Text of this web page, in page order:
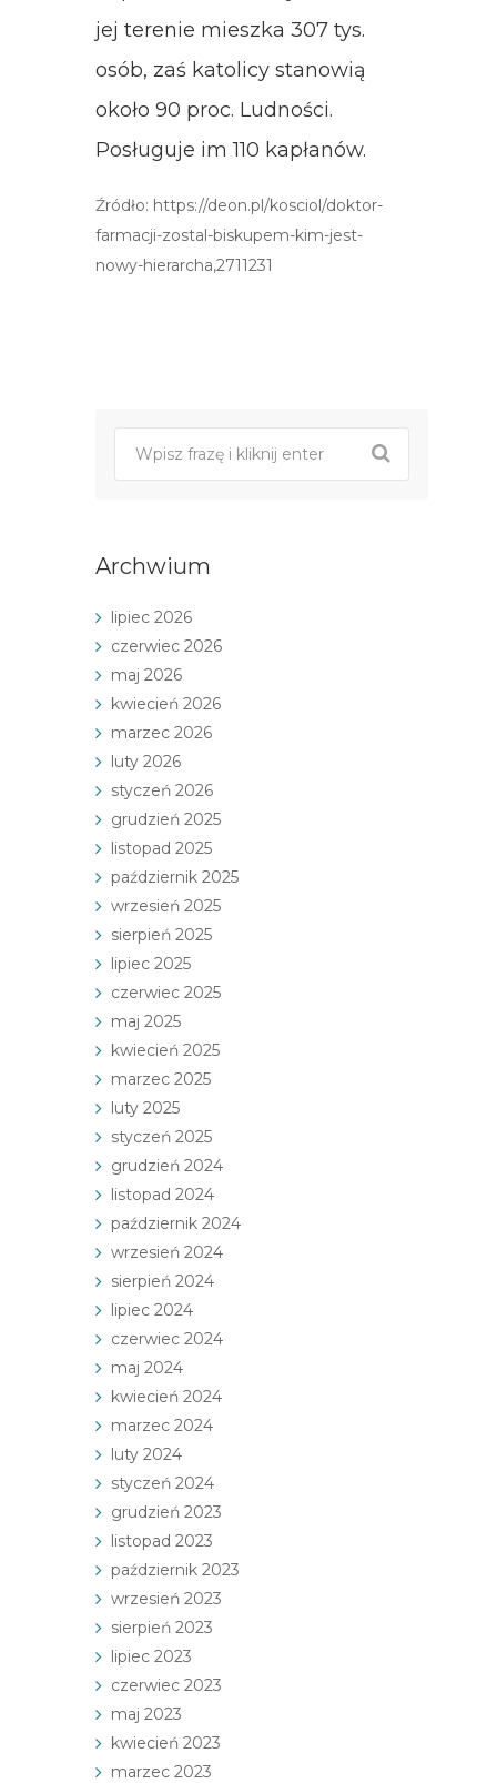
jej terenie mieszka 307 tys.
osób, zaś katolicy stanowią
około 90 proc. Ludności.
Posługuje im 110 kapłanów.
Źródło: https://deon.pl/kosciol/doktor-
farmacji-zostal-biskupem-kim-jest-
nowy-hierarcha,2711231
Archwium
lipiec 2026
czerwiec 2026
maj 2026
kwiecień 2026
marzec 2026
luty 2026
styczeń 2026
grudzień 2025
listopad 2025
październik 2025
wrzesień 2025
sierpień 2025
lipiec 2025
czerwiec 2025
maj 2025
kwiecień 2025
marzec 2025
luty 2025
styczeń 2025
grudzień 2024
listopad 2024
październik 2024
wrzesień 2024
sierpień 2024
lipiec 2024
czerwiec 2024
maj 2024
kwiecień 2024
marzec 2024
luty 2024
styczeń 2024
grudzień 2023
listopad 2023
październik 2023
wrzesień 2023
sierpień 2023
lipiec 2023
czerwiec 2023
maj 2023
kwiecień 2023
marzec 2023